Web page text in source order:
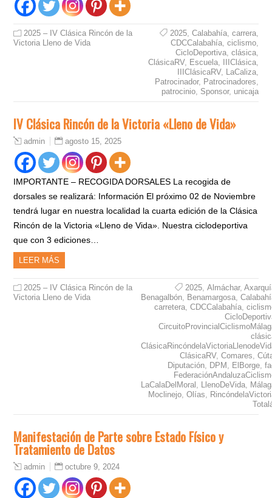
2025 – IV Clásica Rincón de la
Victoria Lleno de Vida
2025, Calabahía, carrera,
CDCCalabahía, ciclismo,
CicloDeportiva, clásica,
ClásicaRV, Escuela, IIIClásica,
IIIClásicaRV, LaCaliza,
Patrocinador, Patrocinadores
patrocinio, Sponsor, unicaja
IV Clásica Rincón de la Victoria «Lleno de Vida»
admin agosto 15, 2025
IMPORTANTE – RECOGIDA DORSALES La recogida de
dorsales se realizará: Información El próximo 02 de Noviembre
tendrá lugar en nuestra localidad la cuarta edición de la Clásica
Rincón de la Victoria «Lleno de Vida». Nuestra ciclodeportiva
que con 3 ediciones…
LEER MÁS
2025 – IV Clásica Rincón de la
Victoria Lleno de Vida
2025 ,Almáchar,
Benagalbón Benamargosa ,
carretera ,CDCCalabahía ,
ClásicaRV,Comares ,
Diputación DPM ElBorge ,
LaCalaDelMoral
LlenoDeVida
Moclinejo ,Olías
Manifestación de Parte sobre Estado Físico y
Tratamiento de Datos
admin octubre 9, 2024